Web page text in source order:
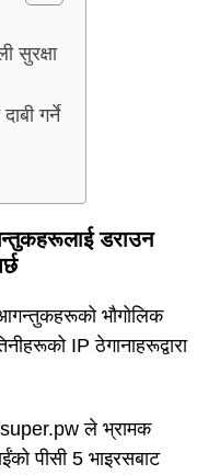
सुरक्षा
गर्ने
डराउन
आगन्तुकहरूको भौगोलिक
IP ठेगानाहरूद्वारा
ले भ्रामक
पीसी 5 भाइरसबाट